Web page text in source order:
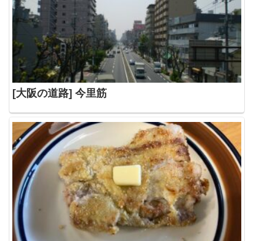
[大阪の道路] 今里筋